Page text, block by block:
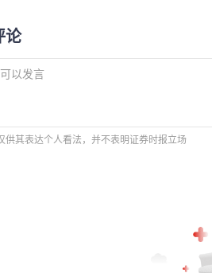
论
以发言
供其表达个人看法，并不表明证券时报立场